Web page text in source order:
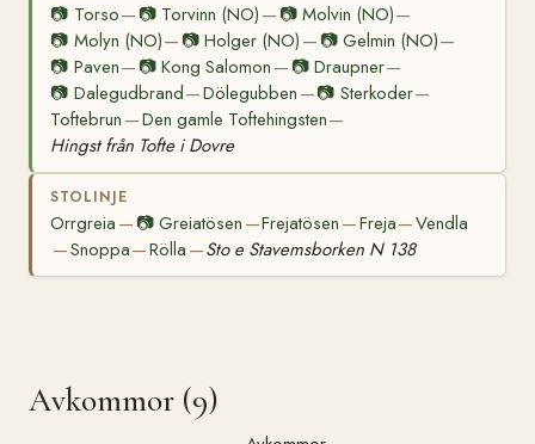
📷 Torso— 📷 Torvinn (NO) — 📷 Molvin (NO)—
📷 Molyn (NO)— 📷Holger (NO) — 📷 Gelmin (NO)—
📷 Paven— 📷Kong Salomon — 📷 Draupner—
📷 Dalegudbrand—Dölegubben —📷 Sterkoder—
Toftebrun —Den gamle Toftehingsten—
Hingst från Tofte i Dovre
STOLINJE
Orrgreia — 📷Greiatösen —Frejatösen —Freja—Vendla
—Snoppa—Rölla —Sto e Stavemsborken N 138
Avkommor (9)